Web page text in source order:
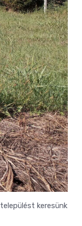
keresünk